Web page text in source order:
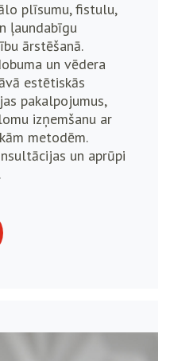
plīsumu, fistulu,
ļaundabīgu
ārstēšanā.
un vēdera
estētiskās
pakalpojumus,
izņemšanu ar
metodēm.
un aprūpi